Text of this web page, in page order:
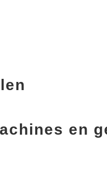
en